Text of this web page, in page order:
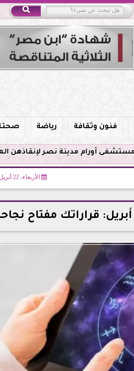
فنون وثقافة رياضة صحتك
الأربعاء، 22 أبريل 2026